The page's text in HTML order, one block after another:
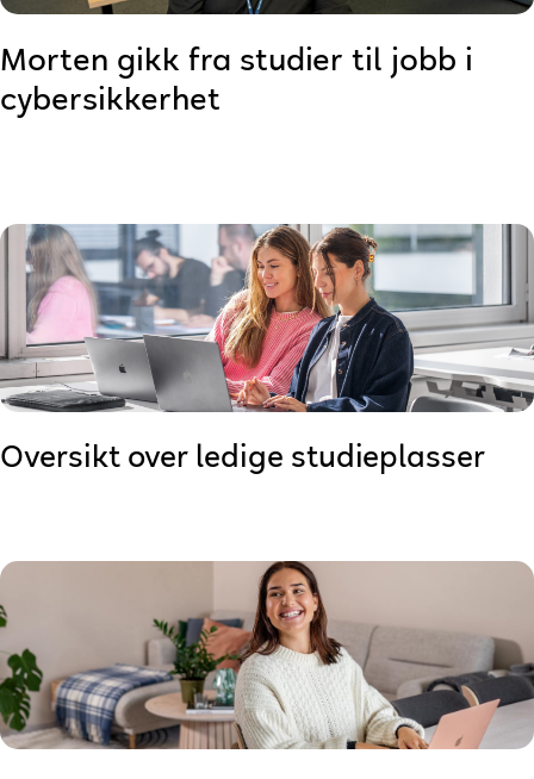
Morten gikk fra studier til jobb i
cybersikkerhet
Oversikt over ledige studieplasser